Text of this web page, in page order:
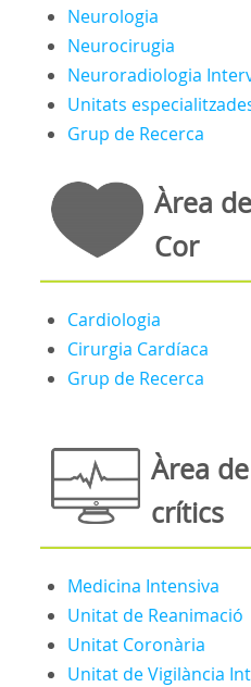
Neurologia
Neurocirugia
Neuroradiologia
Unitats
Grup de Recerca
Àrea
Cor
Cardiologia
Cirurgia Cardíaca
Grup de Recerca
Àrea
crítics
Medicina Intensiva
Unitat de Reanimació
Unitat Coronària
Unitat de Vigilància